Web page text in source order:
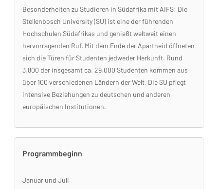
Besonderheiten zu Studieren in Südafrika mit AIFS: Die
Stellenbosch University (SU) ist eine der führenden
Hochschulen Südafrikas und genießt weltweit einen
hervorragenden Ruf. Mit dem Ende der Apartheid öffneten
sich die Türen für Studenten jedweder Herkunft. Rund
3.800 der insgesamt ca. 29.000 Studenten kommen aus
über 100 verschiedenen Ländern der Welt. Die SU pflegt
intensive Beziehungen zu deutschen und anderen
europäischen Institutionen.
Programmbeginn
Januar und Juli